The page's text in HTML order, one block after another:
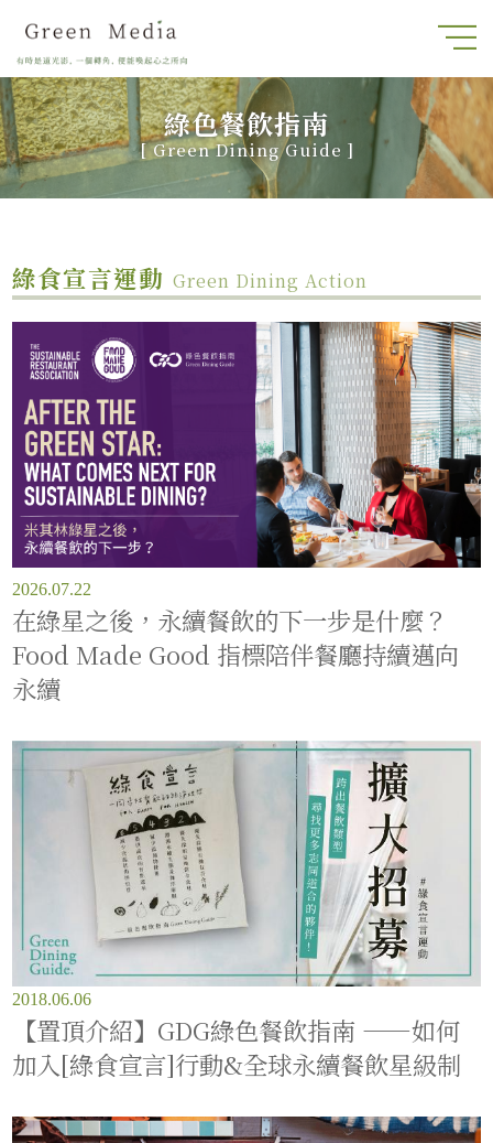
綠色餐飲指南
[Green Dining Guide ]
綠食宣言運動 Green Dining Action
2026.07.22
在綠星之後，永續餐飲的下一步是什麼？
Food Made Good 指標陪伴餐廳持續邁向
永續
2018.06.06
【置頂介紹】GDG綠色餐飲指南 ——如何
加入[綠食宣言]行動&全球永續餐飲星級制